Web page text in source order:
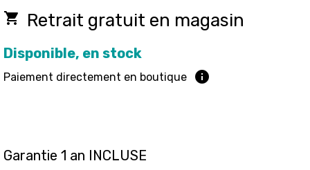
local_grocery_store Retrait gratuit en magasin
Disponible, en stock
Paiement directement en boutique info
Garantie 1 an INCLUSE